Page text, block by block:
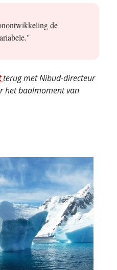
de
terug met Nibud-directeur
het baalmoment van